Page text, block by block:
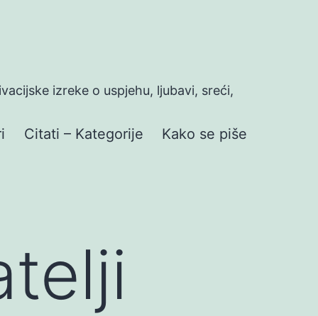
izreke o uspjehu, ljubavi, sreći,
Citati – Kategorije Kako se piše